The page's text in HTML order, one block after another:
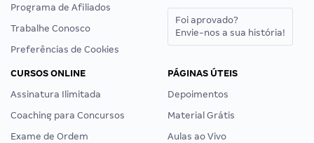
Programa de Afiliados
Trabalhe Conosco
Preferências de Cookies
Foi aprovado?
Envie-nos a sua história!
CURSOS ONLINE
Assinatura Ilimitada
Coaching para Concursos
Exame de Ordem
PÁGINAS ÚTEIS
Depoimentos
Material Grátis
Aulas ao Vivo